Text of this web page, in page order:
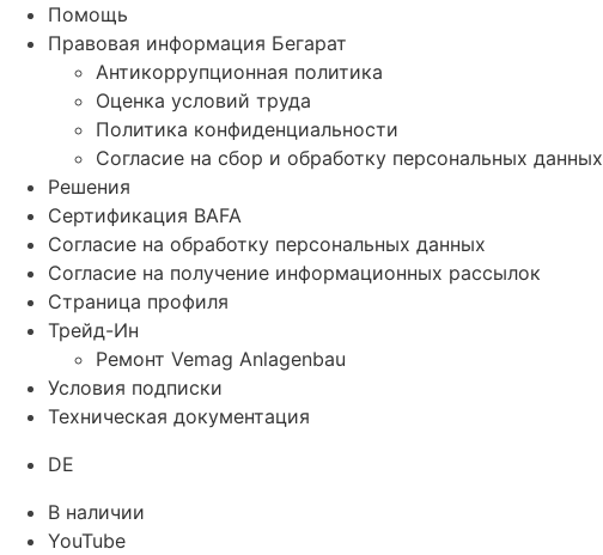
Помощь
Правовая информация Бегарат
Антикоррупционная политика
Оценка условий труда
Политика конфиденциальности
Согласие на сбор и обработку персональных данных
Решения
Сертификация BAFA
Согласие на обработку персональных данных
Согласие на получение информационных рассылок
Страница профиля
Трейд-Ин
Ремонт Vemag Anlagenbau
Условия подписки
Техническая документация
DE
В наличии
YouTube